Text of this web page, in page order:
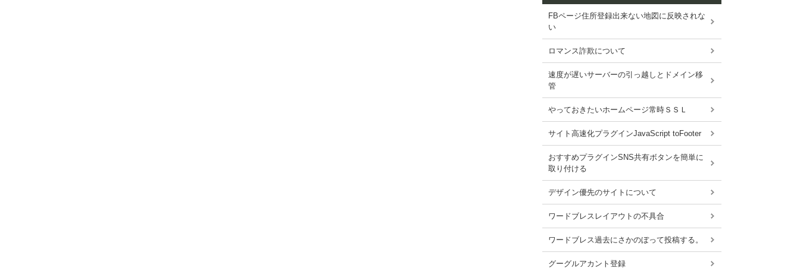
FBページ住所登録出来ない地図に反映されな
い
ロマンス詐欺について
速度が遅いサーバーの引っ越しとドメイン移
管
やっておきたいホームページ常時ＳＳＬ
サイト高速化プラグインJavaScript toFooter
おすすめプラグインSNS共有ボタンを簡単に
取り付ける
デザイン優先のサイトについて
ワードブレスレイアウトの不具合
ワードブレス過去にさかのぼって投稿する。
グーグルアカント登録